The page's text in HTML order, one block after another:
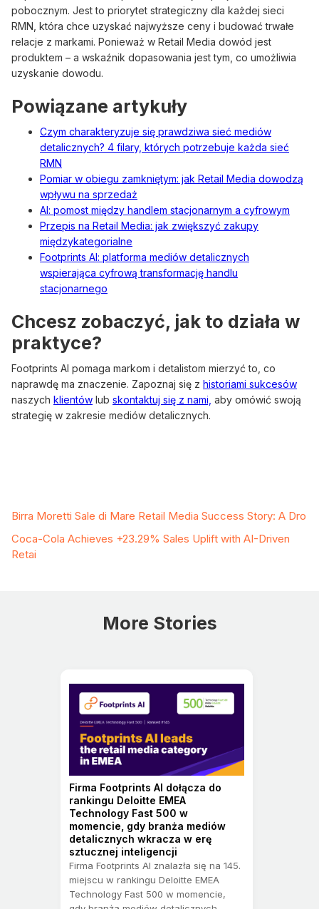
pobocznym. Jest to priorytet strategiczny dla każdej sieci
RMN, która chce uzyskać najwyższe ceny i budować trwałe
relacje z markami. Ponieważ w Retail Media dowód jest
produktem – a wskaźnik dopasowania jest tym, co umożliwia
uzyskanie dowodu.
Powiązane artykuły
Czym charakteryzuje się prawdziwa sieć mediów
detalicznych? 4 filary, których potrzebuje każda sieć
RMN
Pomiar w obiegu zamkniętym: jak Retail Media dowodzą
wpływu na sprzedaż
AI: pomost między handlem stacjonarnym a cyfrowym
Przepis na Retail Media: jak zwiększyć zakupy
międzykategorialne
Footprints AI: platforma mediów detalicznych
wspierająca cyfrową transformację handlu
stacjonarnego
Chcesz zobaczyć, jak to działa w
praktyce?
Footprints AI pomaga markom i detalistom mierzyć to, co
naprawdę ma znaczenie. Zapoznaj się z historiami sukcesów
naszych klientów lub skontaktuj się z nami, aby omówić swoją
strategię w zakresie mediów detalicznych.
Birra Moretti Sale di Mare Retail Media Success Story: A Dro
Coca-Cola Achieves +23.29% Sales Uplift with AI-Driven
Retai
More Stories
Firma Footprints AI dołącza do
rankingu Deloitte EMEA
Technology Fast 500 w
momencie, gdy branża mediów
detalicznych wkracza w erę
sztucznej inteligencji
Firma Footprints AI znalazła się na 145.
miejscu w rankingu Deloitte EMEA
Technology Fast 500 w momencie,